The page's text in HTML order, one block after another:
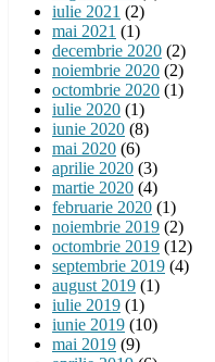
iulie 2021 (2)
mai 2021 (1)
decembrie 2020 (2)
noiembrie 2020 (2)
octombrie 2020 (1)
iulie 2020 (1)
iunie 2020 (8)
mai 2020 (6)
aprilie 2020 (3)
martie 2020 (4)
februarie 2020 (1)
noiembrie 2019 (2)
octombrie 2019 (12)
septembrie 2019 (4)
august 2019 (1)
iulie 2019 (1)
iunie 2019 (10)
mai 2019 (9)